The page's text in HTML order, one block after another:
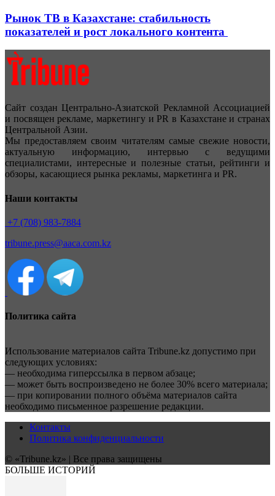
Рынок ТВ в Казахстане: стабильность
показателей и рост локального контента
Сайт создан Центрально-Азиатской Рекламной Ассоциацией
и посвящен рекламе, маркетингу и PR в Казахстане и странах
Центральной Азии.
Мы предоставляем своим читателям самые свежие новости,
актуальную информацию, интервью с ведущими
специалистами, интересные и полезные статьи, рейтинги и
обзоры, касающиеся рынка рекламы, маркетинга и PR.
Наши контакты
+7 (708) 983-7884
tribune.press@aaca.com.kz
Политика сайта
Использование материалов сайта Tribune.kz допустимо при
следующих условиях:
— необходима гиперссылка в первом абзаце;
— может быть воспроизведено не более 30% всего материала;
— при копировании полного объёма материалов сайта
необходимо письменное разрешение редакции.
Контакты
Политика конфиденциальности
© «Tribune.kz» | Все права защищены
БОЛЬШЕ ИСТОРИЙ